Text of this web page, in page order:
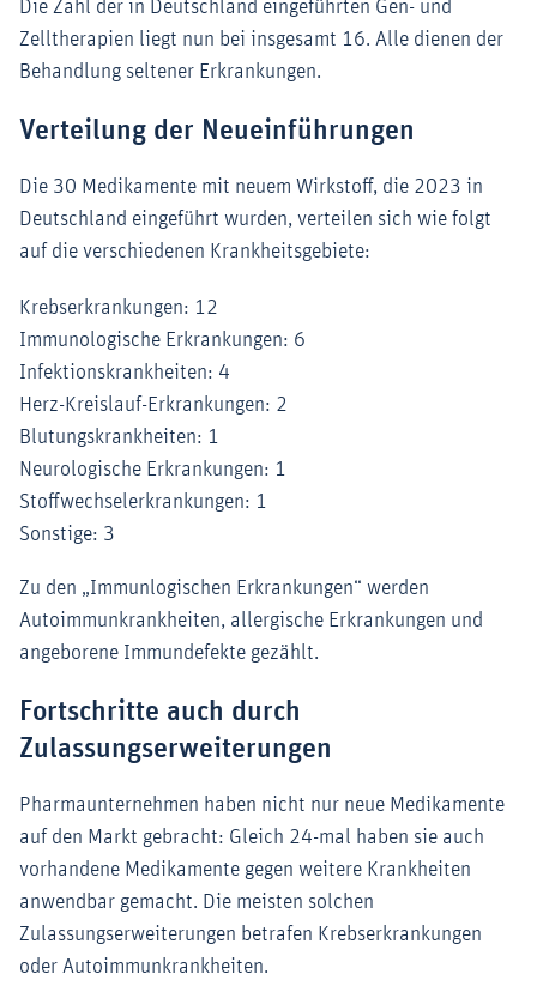
Die Zahl der in Deutschland eingeführten Gen- und
Zelltherapien liegt nun bei insgesamt 16. Alle dienen der
Behandlung seltener Erkrankungen.
Verteilung der Neueinführungen
Die 30 Medikamente mit neuem Wirkstoff, die 2023 in
Deutschland eingeführt wurden, verteilen sich wie folgt
auf die verschiedenen Krankheitsgebiete:
Krebserkrankungen: 12
Immunologische Erkrankungen: 6
Infektionskrankheiten: 4
Herz-Kreislauf-Erkrankungen: 2
Blutungskrankheiten: 1
Neurologische Erkrankungen: 1
Stoffwechselerkrankungen: 1
Sonstige: 3
Zu den „Immunlogischen Erkrankungen“ werden
Autoimmunkrankheiten, allergische Erkrankungen und
angeborene Immundefekte gezählt.
Fortschritte auch durch
Zulassungserweiterungen
Pharmaunternehmen haben nicht nur neue Medikamente
auf den Markt gebracht: Gleich 24-mal haben sie auch
vorhandene Medikamente gegen weitere Krankheiten
anwendbar gemacht. Die meisten solchen
Zulassungserweiterungen betrafen Krebserkrankungen
oder Autoimmunkrankheiten.